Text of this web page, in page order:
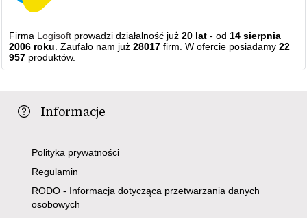
Firma Logisoft prowadzi działalność już20 lat - od 14 sierpnia
2006 roku . Zaufało nam już28017 firm. W ofercie posiadamy22
957 produktów.
Informacje
Polityka prywatności
Regulamin
RODO - Informacja dotycząca przetwarzania danych
osobowych